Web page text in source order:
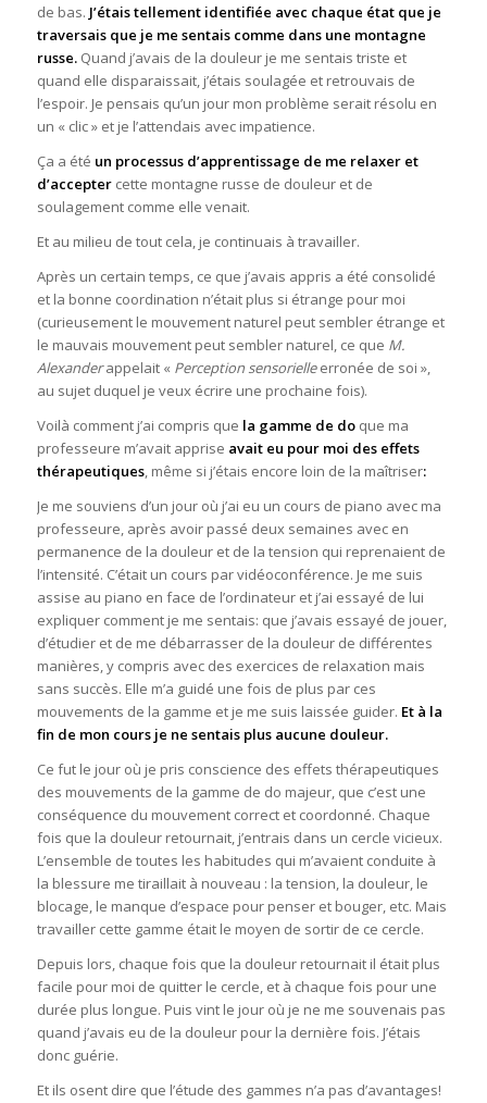
de bas. J’étais tellement identifiée avec chaque état que je
traversais que je me sentais comme dans une montagne
russe.Quand j’avais de la douleur je me sentais triste et
quand elle disparaissait, j’étais soulagée et retrouvais de
l’espoir. Je pensais qu’un jour mon problème serait résolu en
un « clic » et je l’attendais avec impatience.
Ça a été un processus d’apprentissage de me relaxer et
d’acceptercette montagne russe de douleur et de
soulagement comme elle venait.
Et au milieu de tout cela, je continuais à travailler.
Après un certain temps, ce que j’avais appris a été consolidé
et la bonne coordination n’était plus si étrange pour moi
(curieusement le mouvement naturel peut sembler étrange et
le mauvais mouvement peut sembler naturel, ce que M.
Alexanderappelait « Perception sensorielleerronée de soi »,
au sujet duquel je veux écrire une prochaine fois).
Voilà comment j’ai compris que la gamme de doque ma
professeure m’avait apprise avait eu pour moi des effets
thérapeutiques, même si j’étais encore loin de la maîtriser:
Je me souviens d’un jour où j’ai eu un cours de piano avec ma
professeure, après avoir passé deux semaines avec en
permanence de la douleur et de la tension qui reprenaient de
l’intensité. C’était un cours par vidéoconférence. Je me suis
assise au piano en face de l’ordinateur et j’ai essayé de lui
expliquer comment je me sentais: que j’avais essayé de jouer,
d’étudier et de me débarrasser de la douleur de différentes
manières, y compris avec des exercices de relaxation mais
sans succès. Elle m’a guidé une fois de plus par ces
mouvements de la gamme et je me suis laissée guider. Et à la
fin de mon cours je ne sentais plus aucune douleur.
Ce fut le jour où je pris conscience des effets thérapeutiques
des mouvements de la gamme de do majeur, que c’est une
conséquence du mouvement correct et coordonné. Chaque
fois que la douleur retournait, j’entrais dans un cercle vicieux.
L’ensemble de toutes les habitudes qui m’avaient conduite à
la blessure me tiraillait à nouveau : la tension, la douleur, le
blocage, le manque d’espace pour penser et bouger, etc. Mais
travailler cette gamme était le moyen de sortir de ce cercle.
Depuis lors, chaque fois que la douleur retournait il était plus
facile pour moi de quitter le cercle, et à chaque fois pour une
durée plus longue. Puis vint le jour où je ne me souvenais pas
quand j’avais eu de la douleur pour la dernière fois. J’étais
donc guérie.
Et ils osent dire que l’étude des gammes n’a pas d’avantages!